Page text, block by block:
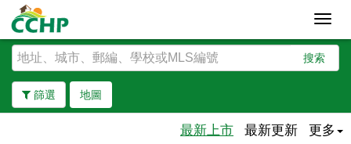
搜索
篩選 地圖
最新上市 最新更新 更多